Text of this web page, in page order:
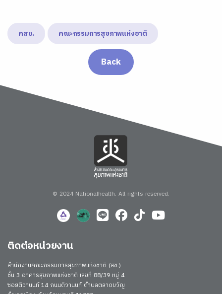
คสช. คณะกรรมการสุขภาพแห่งชาติ
Back
© 2024 Nationalhealth. All rights reserved.
ติดต่อหน่วยงาน
สำนักงานคณะกรรมการสุขภาพแห่งชาติ (สช.)
ชั้น 3 อาคารสุขภาพแห่งชาติ เลขที่ 88/39 หมู่ 4
ซอยติวานนท์ 14 ถนนติวานนท์ ตำบลตลาดขวัญ